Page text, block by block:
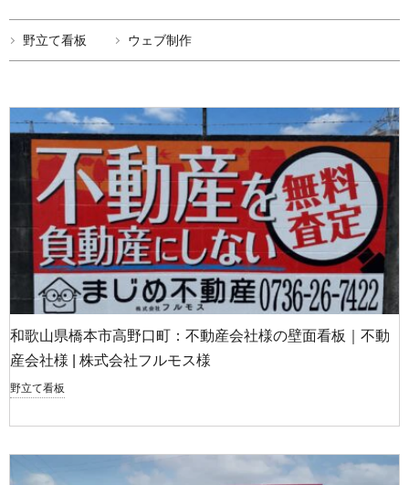
野立て看板 ウェブ制作
和歌山県橋本市高野口町：不動産会社様の壁面看板｜不動
産会社様 | 株式会社フルモス様
野立て看板